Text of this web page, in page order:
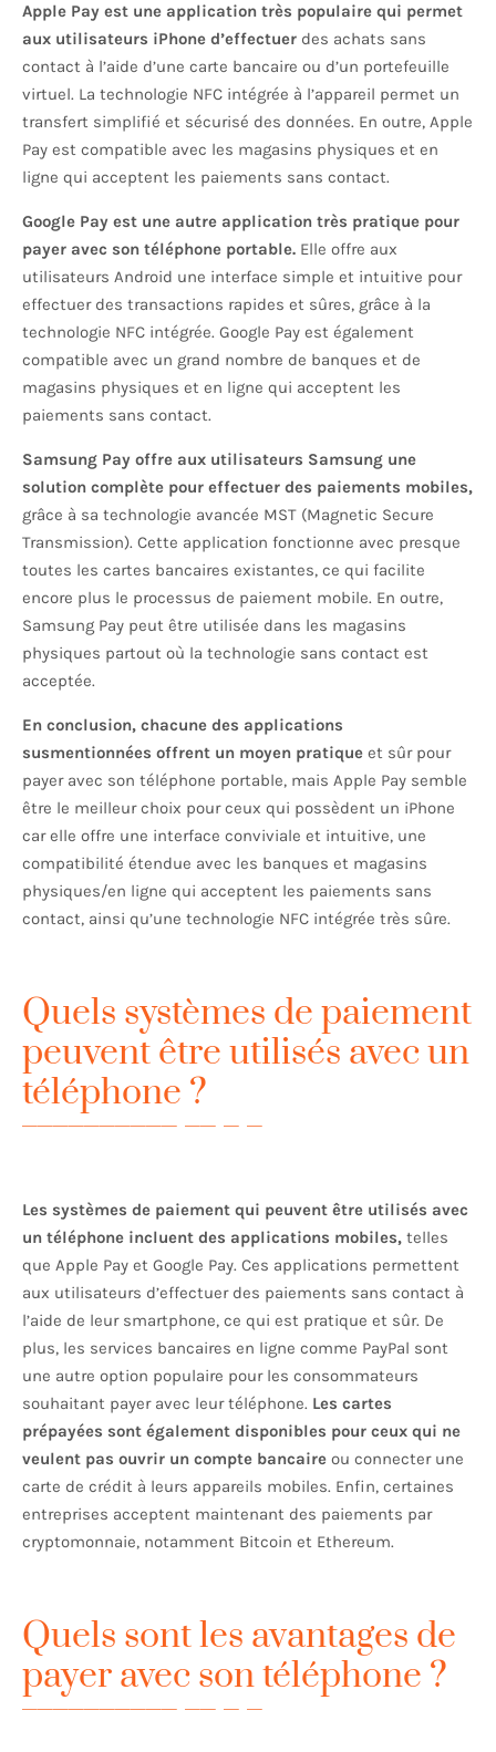
Apple Pay est une application très populaire qui permet
aux utilisateurs iPhone d’effectuer des achats sans
contact à l’aide d’une carte bancaire ou d’un portefeuille
virtuel. La technologie NFC intégrée à l’appareil permet un
transfert simplifié et sécurisé des données. En outre, Apple
Pay est compatible avec les magasins physiques et en
ligne qui acceptent les paiements sans contact.
Google Pay est une autre application très pratique pour
payer avec son téléphone portable. Elle offre aux
utilisateurs Android une interface simple et intuitive pour
effectuer des transactions rapides et sûres, grâce à la
technologie NFC intégrée. Google Pay est également
compatible avec un grand nombre de banques et de
magasins physiques et en ligne qui acceptent les
paiements sans contact.
Samsung Pay offre aux utilisateurs Samsung une
solution complète pour effectuer des paiements mobiles,
grâce à sa technologie avancée MST (Magnetic Secure
Transmission). Cette application fonctionne avec presque
toutes les cartes bancaires existantes, ce qui facilite
encore plus le processus de paiement mobile. En outre,
Samsung Pay peut être utilisée dans les magasins
physiques partout où la technologie sans contact est
acceptée.
En conclusion, chacune des applications
susmentionnées offrent un moyen pratique et sûr pour
payer avec son téléphone portable, mais Apple Pay semble
être le meilleur choix pour ceux qui possèdent un iPhone
car elle offre une interface conviviale et intuitive, une
compatibilité étendue avec les banques et magasins
physiques/en ligne qui acceptent les paiements sans
contact, ainsi qu’une technologie NFC intégrée très sûre.
Quels systèmes de paiement
peuvent être utilisés avec un
téléphone ?
Les systèmes de paiement qui peuvent être utilisés avec
un téléphone incluent des applications mobiles, telles
que Apple Pay et Google Pay. Ces applications permettent
aux utilisateurs d’effectuer des paiements sans contact à
l’aide de leur smartphone, ce qui est pratique et sûr. De
plus, les services bancaires en ligne comme PayPal sont
une autre option populaire pour les consommateurs
souhaitant payer avec leur téléphone. Les cartes
prépayées sont également disponibles pour ceux qui ne
veulent pas ouvrir un compte bancaire ou connecter une
carte de crédit à leurs appareils mobiles. Enfin, certaines
entreprises acceptent maintenant des paiements par
cryptomonnaie, notamment Bitcoin et Ethereum.
Quels sont les avantages de
payer avec son téléphone ?